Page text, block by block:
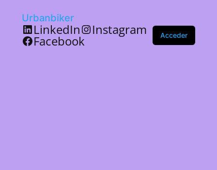
Urbanbiker
LinkedIn Instagram
Facebook Acceder